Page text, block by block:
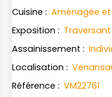
Cuisine : Aménagée
Exposition : Traversant
Assainissement :
Localisation :
Référence : VM22761